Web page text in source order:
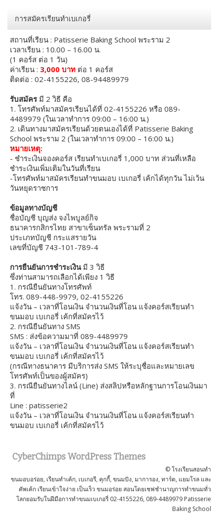
การสมัครเรียนทำเบเกอรี่
สถานที่เรียน : Patisserie Baking School พระราม 2
เวลาเรียน : 10.00 – 16.00 น.
(1 คอร์ส ต่อ 1 วัน)
ค่าเรียน : 3,000 บาท ต่อ 1 คอร์ส
ติดต่อ : 02-4155226, 08-94489979
รับสมัครมี 2 วิธี คือ
1. โทรศัพท์มาสมัครเรียนได้ที่ 02-4155226 หรือ 089-
4489979 (ในเวลาทำการ 09:00 – 16:00 น.)
2. เดินทางมาสมัครเรียนด้วยตนเองได้ที่ Patisserie Baking
School พระราม 2 (ในเวลาทำการ 09:00 – 16:00 น.)
หมายเหตุ:
- ชำระเงินจองคอร์ส เรียนทำเบเกอรี่ 1,000 บาท ส่วนที่เหลือ
ชำระเงินเพิ่มเติมในวันที่เรียน
-โทรศัพท์มาสมัครเรียนทำขนมอบ เบเกอรี่ เค้กได้ทุกวัน ไม่เว้น
วันหยุดราชการ
ข้อมูลทางบัญชี
ชื่อบัญชี บุญส่ง จงไพบูลย์กิจ
ธนาคารกสิกรไทย สาขาเซ็นทรัล พระรามที่ 2
ประเภทบัญชี กระแสรายวัน
เลขที่บัญชี 743-101-789-4
การยืนยันการชำระเงินมี 3 วิธี
ซึ่งท่านสามารถเลือกได้เพียง 1 วิธี
1. กรณียืนยันทางโทรศัพท์
โทร. 089-448-9979, 02-4155226
แจ้งวัน – เวลาที่โอนเงิน จำนวนเงินที่โอน แจ้งคอร์สเรียนทำ
ขนมอบ เบเกอรี่ เค้กที่สมัครไว้
2. กรณียืนยันทาง SMS
SMS : ส่งข้อความมาที่ 089-4489979
แจ้งวัน – เวลาที่โอนเงิน จำนวนเงินที่โอน แจ้งคอร์สเรียนทำ
ขนมอบ เบเกอรี่ เค้กที่สมัครไว้
(กรณีทางธนาคาร มีบริการส่ง SMS ให้ระบุชื่อและหมายเลข
โทรศัพท์เป็นของผู้สมัคร)
3. กรณียืนยันทางไลน์ (Line) ส่งสลิปหรือหลักฐานการโอนเงินมา
ที่
Line : patisserie2
แจ้งวัน – เวลาที่โอนเงิน จำนวนเงินที่โอน แจ้งคอร์สเรียนทำ
ขนมอบ เบเกอรี่ เค้กที่สมัครไว้
CyberChimps WordPress Themes
© โรงเรียนสอนทำ
ขนมอบอร่อย, เรียนทำเค้ก, เบเกอรี, คุกกี้, ขนมปัง, มาการอง, ทาร์ต, แยมโรล และ
คัพเค้ก เรียนเข้าใจง่าย เป็นเร็ว ขนมอร่อย สอนโดยเชฟชำนาญการทำขนมทั่ว
โลกยอมรับในฝีมือการทำขนมเบเกอรี่ 02-4155226, 089-4489979 Patisserie
Baking School